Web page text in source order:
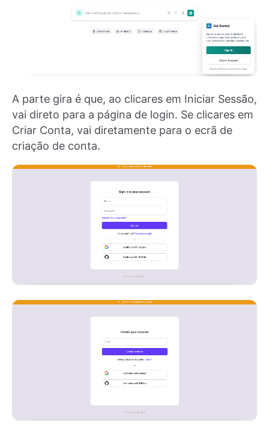
A parte gira é que, ao clicares em Iniciar Sessão,
vai direto para a página de login. Se clicares em
Criar Conta, vai diretamente para o ecrã de
criação de conta.